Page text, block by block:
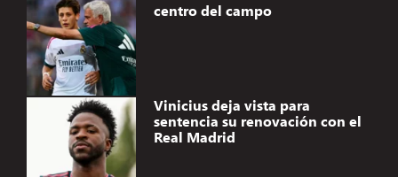
centro del campo
Vinicius deja vista para
sentencia su renovación con el
Real Madrid